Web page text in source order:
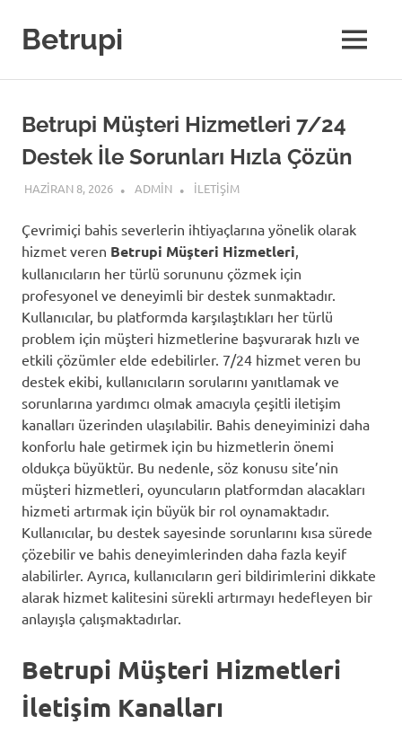
contentBetrupi MENU
Betrupi Müşteri Hizmetleri 7/24
Destek İle Sorunları Hızla Çözün
HAZIRAN 8, 2026 ADMIN İLETIŞIM
Çevrimiçi bahis severlerin ihtiyaçlarına yönelik olarak
hizmet veren Betrupi Müşteri Hizmetleri
kullanıcıların her türlü sorununu çözmek için
profesyonel ve deneyimli bir destek sunmaktadır.
Kullanıcılar, bu platformda karşılaştıkları her türlü
problem için müşteri hizmetlerine başvurarak hızlı ve
etkili çözümler elde edebilirler. 7/24 hizmet veren bu
destek ekibi, kullanıcıların sorularını yanıtlamak ve
sorunlarına yardımcı olmak amacıyla çeşitli iletişim
kanalları üzerinden ulaşılabilir. Bahis deneyiminizi daha
konforlu hale getirmek için bu hizmetlerin önemi
oldukça büyüktür. Bu nedenle, söz konusu site’nin
müşteri hizmetleri, oyuncuların platformdan alacakları
hizmeti artırmak için büyük bir rol oynamaktadır.
Kullanıcılar, bu destek sayesinde sorunlarını kısa sürede
çözebilir ve bahis deneyimlerinden daha fazla keyif
alabilirler. Ayrıca, kullanıcıların geri bildirimlerini dikkate
alarak hizmet kalitesini sürekli artırmayı hedefleyen bir
anlayışla çalışmaktadırlar.
Betrupi Müşteri Hizmetleri
İletişim Kanalları